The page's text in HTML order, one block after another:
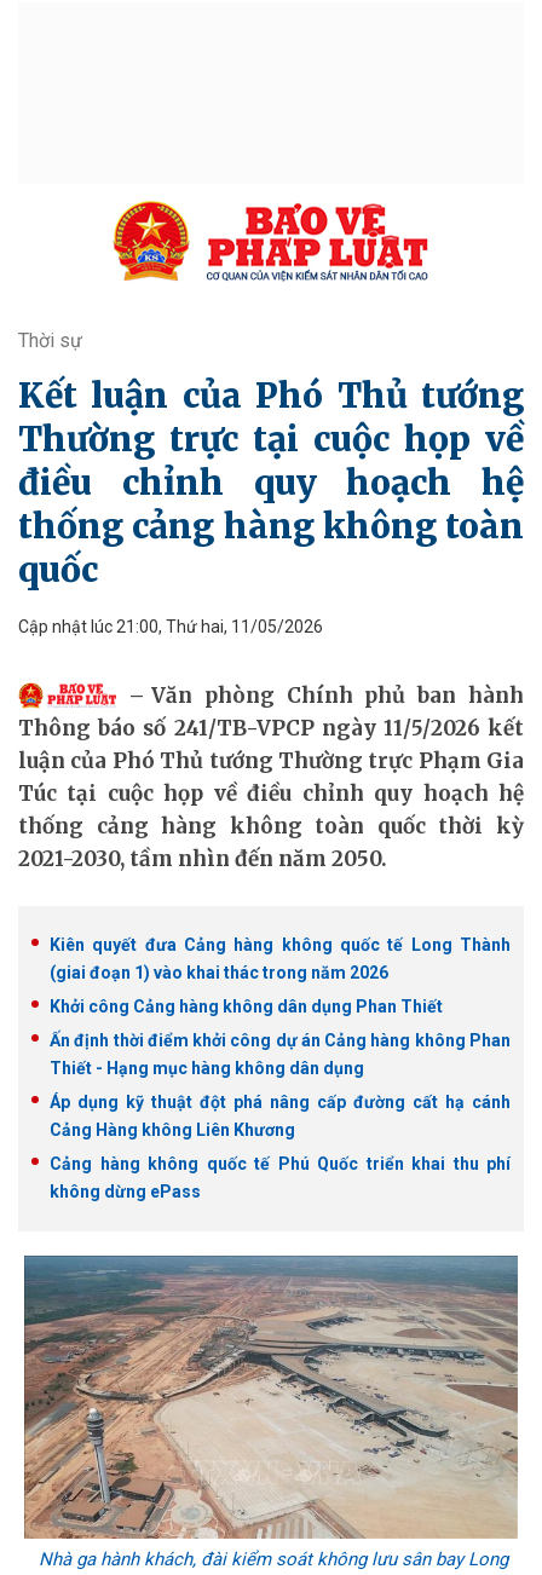
Thời sự
Kết luận của Phó Thủ tướng
Thường trực tại cuộc họp về
điều chỉnh quy hoạch hệ
thống cảng hàng không toàn
quốc
Cập nhật lúc 21:00, Thứ hai, 11/05/2026
Văn phòng Chính phủ ban hành
Thông báo số 241/TB-VPCP ngày 11/5/2026 kết
luận của Phó Thủ tướng Thường trực Phạm Gia
Túc tại cuộc họp về điều chỉnh quy hoạch hệ
thống cảng hàng không toàn quốc thời kỳ
2021-2030, tầm nhìn đến năm 2050.
Kiên quyết đưa Cảng hàng không quốc tế Long Thành
(giai đoạn 1) vào khai thác trong năm 2026
Khởi công Cảng hàng không dân dụng Phan Thiết
Ấn định thời điểm khởi công dự án Cảng hàng không Phan
Thiết - Hạng mục hàng không dân dụng
Áp dụng kỹ thuật đột phá nâng cấp đường cất hạ cánh
Cảng Hàng không Liên Khương
Cảng hàng không quốc tế Phú Quốc triển khai thu phí
không dừng ePass
Nhà ga hành khách, đài kiểm soát không lưu sân bay Long